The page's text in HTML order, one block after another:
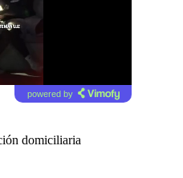
powered by
domiciliaria